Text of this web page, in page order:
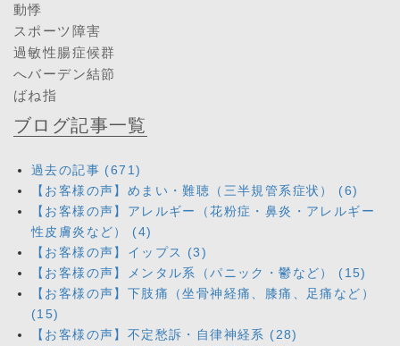
動悸
スポーツ障害
過敏性腸症候群
へバーデン結節
ばね指
ブログ記事一覧
過去の記事 (671)
【お客様の声】めまい・難聴（三半規管系症状） (6)
【お客様の声】アレルギー（花粉症・鼻炎・アレルギー
性皮膚炎など） (4)
【お客様の声】イップス (3)
【お客様の声】メンタル系（パニック・鬱など） (15)
【お客様の声】下肢痛（坐骨神経痛、膝痛、足痛など）
(15)
【お客様の声】不定愁訴・自律神経系 (28)